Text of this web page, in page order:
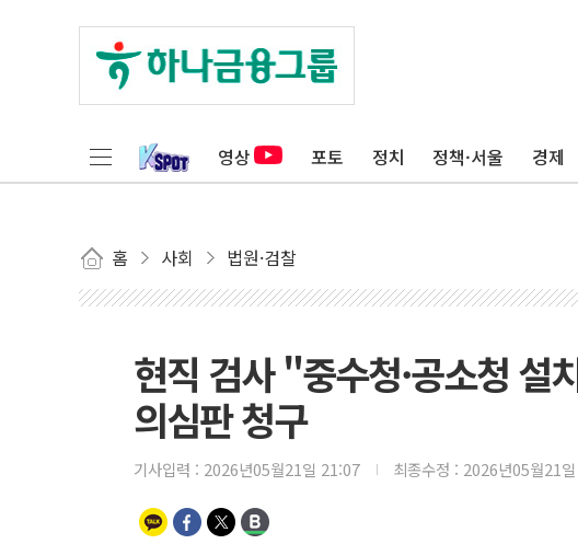
영상 포토 정치 정책·서울 경제
홈 사회 법원·검찰
현직 검사 "중수청·공소청
의심판 청구
기사입력 : 2026년05월21일 21:07 최종수정 : 2026년05월21